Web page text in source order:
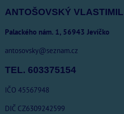
ANTOŠOVSKÝ VLASTIMIL
Palackého nám. 1, 56943 Jevíčko
antosovsky@seznam.cz
TEL. 603375154
IČO 45567948
DIČ CZ6309242599